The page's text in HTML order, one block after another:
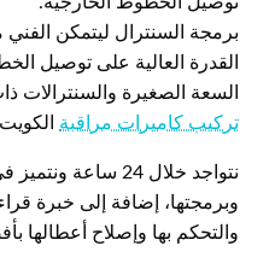
برمجة السنترال ليتمكن الفني
القدرة العالية على توصيل
السعة الصغيرة والسنترالات
تركيب كاميرات مراقبة الكويت
نتواجد خلال 24
وبرمجتها، إضافة إلى خبرة
والتحكم بها وإصلاح أعطالها